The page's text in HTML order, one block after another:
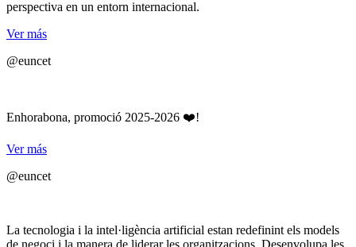
perspectiva en un entorn internacional.
Ver más
@euncet
Enhorabona, promoció 2025-2026 ❤️!
Ver más
@euncet
La tecnologia i la intel·ligència artificial estan redefinint els models
de negoci i la manera de liderar les organitzacions. Desenvolupa les